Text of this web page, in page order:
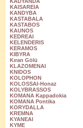
KAISAREIA
KANDYBA
KASTABALA
KASTABOS
KAUNOS
KEDREAI
KELENDERIS
KERAMOS
KIBYRA
Kıran Gölü
KLAZOMENAI
KNIDOS
KOLOPHON
KOLOSSAI-Honaz
KOLYBRASSOS
KOMANA Kappadokia
KOMANA Pontika
KORYDALLA
KREMNA
KYANEAI
KYME